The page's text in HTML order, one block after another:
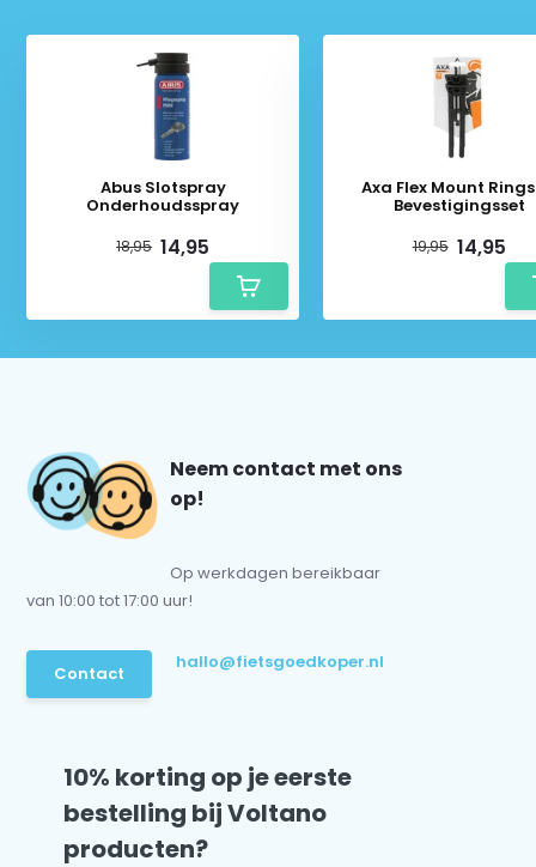
Abus Slotspray
Onderhoudsspray
18,95 14,95
Axa Flex Mount
Bevestigingsset
19,95 14,95
Neem contact met ons
op!
Op werkdagen bereikbaar
van 10:00 tot 17:00 uur!
Contact
hallo@fietsgoedkoper.nl
10% korting op je eerste
bestelling bij Voltano
producten?